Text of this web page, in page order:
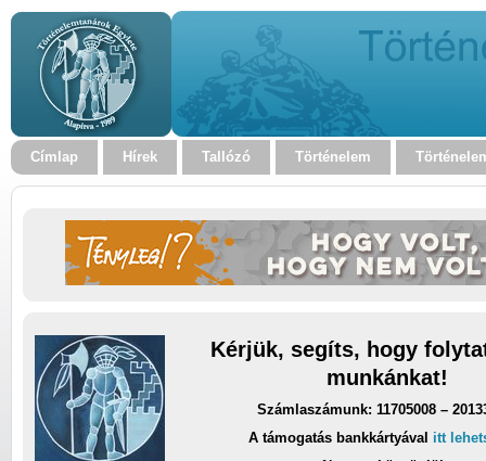
Címlap Hírek Tallózó Történelem
Kérjük, segíts, hogy
munkánkat!
Számlaszámunk: 11705008 –
A támogatás bankkártyával itt